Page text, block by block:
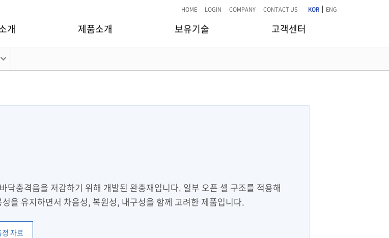
HOME LOGIN COMPANY CONTACT US KOR | ENG
개 제품소개 보유기술 고객센터
닥충격음을 저감하기 위해 개발된 완충재입니다. 일부 오픈 셀 구조를 적용해
을 유지하면서 차음성, 복원성, 내구성을 함께 고려한 제품입니다.
정 자료